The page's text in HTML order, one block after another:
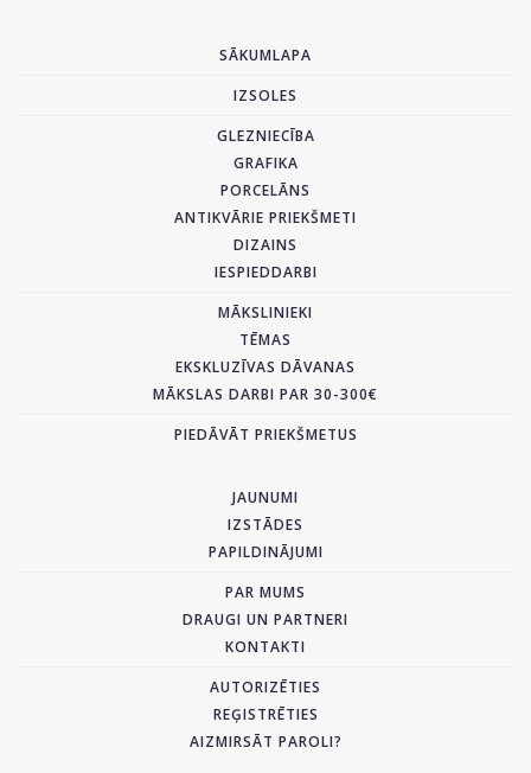
SĀKUMLAPA
IZSOLES
GLEZNIECĪBA
GRAFIKA
PORCELĀNS
ANTIKVĀRIE PRIEKŠMETI
DIZAINS
IESPIEDDARBI
MĀKSLINIEKI
TĒMAS
EKSKLUZĪVAS DĀVANAS
MĀKSLAS DARBI PAR 30-300€
PIEDĀVĀT PRIEKŠMETUS
JAUNUMI
IZSTĀDES
PAPILDINĀJUMI
PAR MUMS
DRAUGI UN PARTNERI
KONTAKTI
AUTORIZĒTIES
REĢISTRĒTIES
AIZMIRSĀT PAROLI?